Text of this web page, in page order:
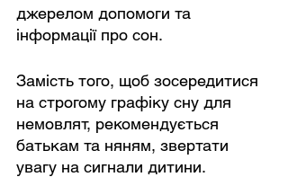
джерелом допомоги та
інформації про сон.
Замість того, щоб зосередитися
на строгому графіку сну для
немовлят, рекомендується
батькам та няням, звертати
увагу на сигнали дитини.